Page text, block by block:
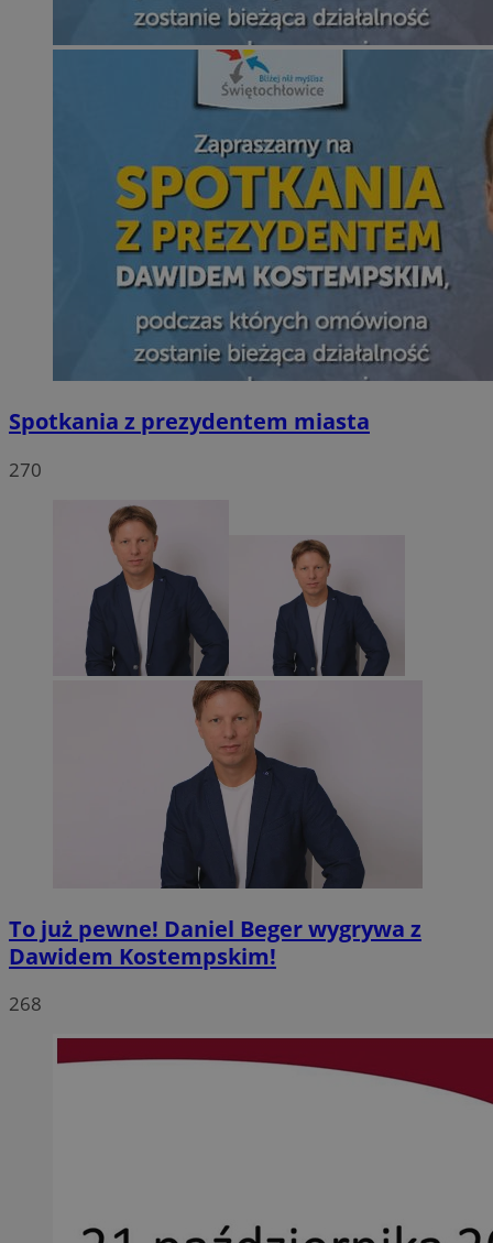
Spotkania z prezydentem miasta
270
To już pewne! Daniel Beger wygrywa z
Dawidem Kostempskim!
268